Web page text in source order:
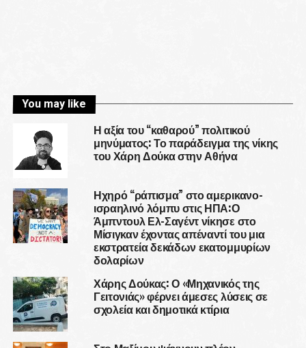
You may like
Η αξία του “καθαρού” πολιτικού
μηνύματος: Το παράδειγμα της νίκης
του Χάρη Δούκα στην Αθήνα
Ηχηρό “ράπισμα” στο αμερικανο-
ισραηλινό λόμπυ στις ΗΠΑ:Ο
Άμπντουλ Ελ-Σαγέντ νίκησε στο
Μίσιγκαν έχοντας απέναντί του μια
εκστρατεία δεκάδων εκατομμυρίων
δολαρίων
Χάρης Δούκας: Ο «Μηχανικός της
Γειτονιάς» φέρνει άμεσες λύσεις σε
σχολεία και δημοτικά κτίρια